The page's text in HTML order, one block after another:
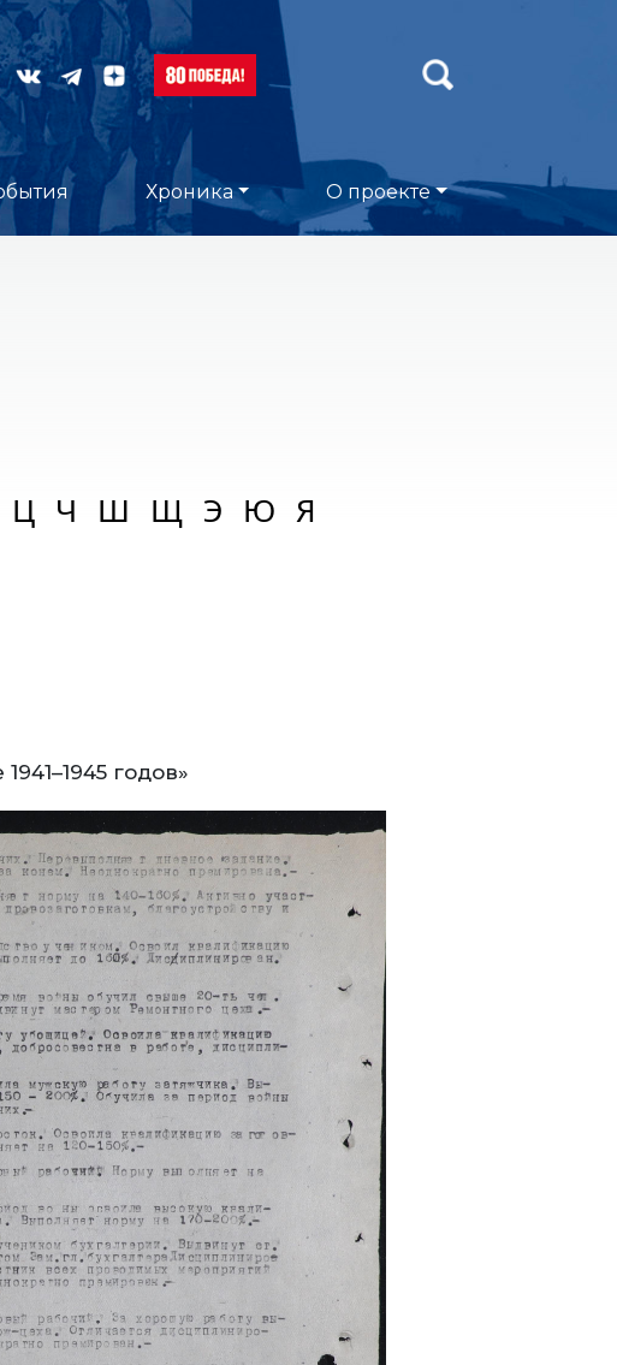
Хроника О проекте
Ц Ч Ш Щ Э Ю Я
годов»